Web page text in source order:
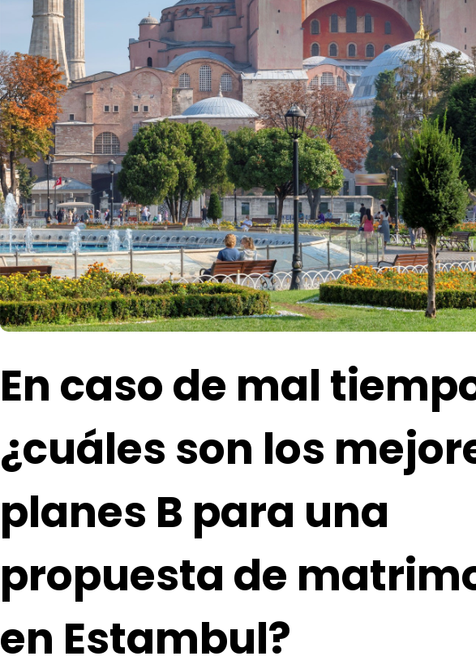
En caso de mal
¿cuáles son los
planes B para una
propuesta de
en Estambul?